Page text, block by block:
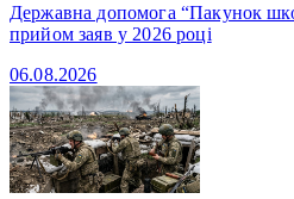
Державна допомога “Пакунок
прийом заяв у 2026 році
06.08.2026